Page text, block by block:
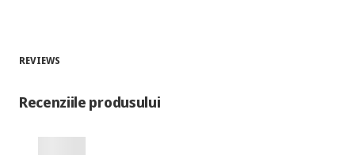
REVIEWS
Recenziile produsului